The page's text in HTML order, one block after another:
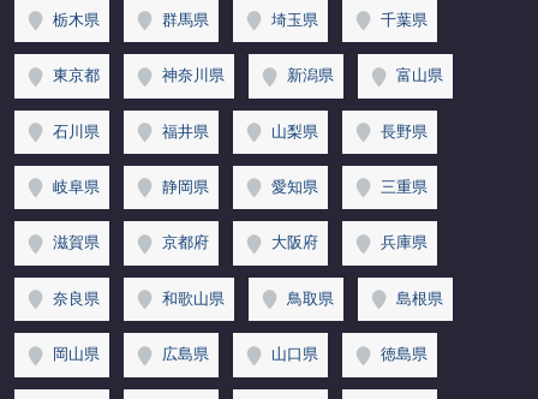
栃木県 群馬県 埼玉県 千葉県
東京都 神奈川県 新潟県 富山県
石川県 福井県 山梨県 長野県
岐阜県 静岡県 愛知県 三重県
滋賀県 京都府 大阪府 兵庫県
奈良県 和歌山県 鳥取県 島根県
岡山県 広島県 山口県 徳島県